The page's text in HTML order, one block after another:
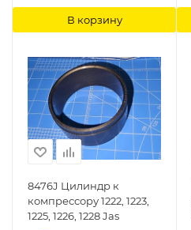
В корзину
8476J Цилиндр к
компрессору 1222, 1223,
1225, 1226, 1228 Jas